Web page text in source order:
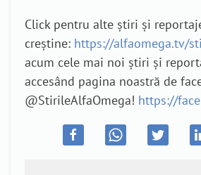
Click pentru alte știri și
creștine: https://alfaomega.tv/
acum cele mai noi știri și
accesând pagina noastră de
@StirileAlfaOmega! https://